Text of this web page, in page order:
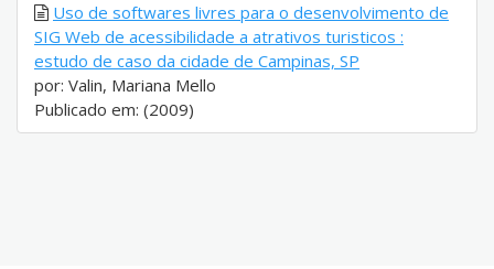
Uso de softwares livres para o desenvolvimento de
SIG Web de acessibilidade a atrativos turisticos :
estudo de caso da cidade de Campinas, SP
por: Valin, Mariana Mello
Publicado em: (2009)